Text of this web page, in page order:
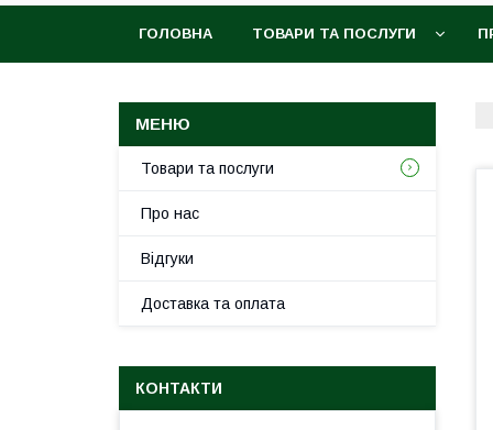
ГОЛОВНА ТОВАРИ ТА ПОСЛУГИ
Товари та послуги
Про нас
Відгуки
Доставка та оплата
КОНТАКТИ